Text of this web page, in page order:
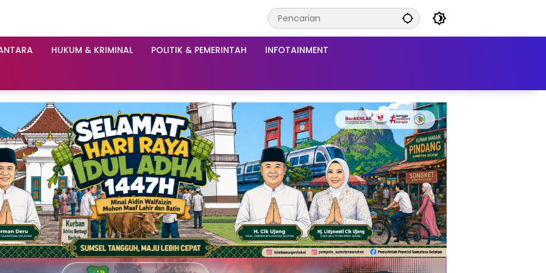
HUKUM & KRIMINAL POLITIK & PEMERINTAH INFOTAINMENT